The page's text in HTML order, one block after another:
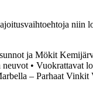
niin
ja Mökit
neuvot • Vuokrattavat
– Parhaat Vinkit